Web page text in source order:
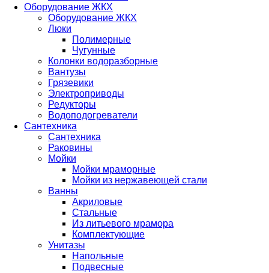
Оборудование ЖКХ
Оборудование ЖКХ
Люки
Полимерные
Чугунные
Колонки водоразборные
Вантузы
Грязевики
Электроприводы
Редукторы
Водоподогреватели
Сантехника
Сантехника
Раковины
Мойки
Мойки мраморные
Мойки из нержавеющей стали
Ванны
Акриловые
Стальные
Из литьевого мрамора
Комплектующие
Унитазы
Напольные
Подвесные